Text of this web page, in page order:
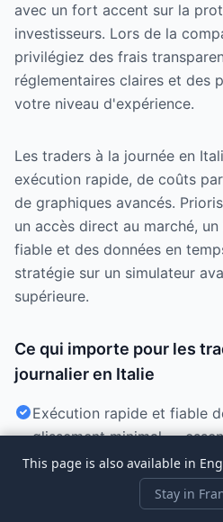
avec un fort accent sur la
investisseurs. Lors de la
privilégiez des frais
réglementaires claires et des
votre niveau d'expérience.
Les traders à la journée en
exécution rapide, de coûts
de graphiques avancés.
un accès direct au marché,
fiable et des données en
stratégie sur un simulateur
supérieure.
Ce qui importe pour les
journalier en Italie
Exécution rapide et fiable
glissement minimal —
et fermez des positions
Faibles commissions par
This page is also available in
Stay in